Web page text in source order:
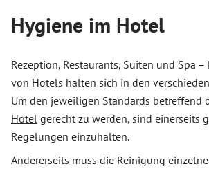
Hygiene im Hotel
Rezeption, Restaurants, Suiten und Spa –
von Hotels halten sich in den
Um den jeweiligen Standards betreffend
Hotel gerecht zu werden, sind einerseits
Regelungen einzuhalten.
Andererseits muss die Reinigung